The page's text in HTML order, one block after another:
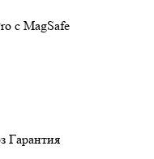
c MagSafe
Гарантия